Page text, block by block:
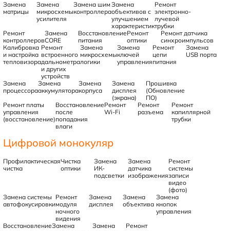
Замена
матрицы
Замена
микросхемы
усилителя
Замена шим
контроллера
Замена
объективов с
улучшением
характеристик
Ремонт
электронно-
лучевой
трубки
Ремонт
контроллеров
Замена
CORE
Восстановление
питания
Ремонт
оптики
Ремонт датчика
синхроимпульсов
Калибровка
и настройка
тепловизора
Ремонт
встроенного
дальнометра
и других
устройств
Замена
микросхемы
логики
Замена
ключей
управления
Ремонт
цепи
питания
Замена
USB порта
Замена
процессора
Замена
аккумулятора
Замена
корпуса
Замена
дисплея
(экрана)
Прошивка
(Обновление
ПО)
Ремонт платы
управления
(восстановление)
Восстановление
после
попадания
влаги
Ремонт
Wi-Fi
Ремонт
разъема
Ремонт
капиллярной
трубки
Цифровой монокуляр
Профилактическая
чистка
Чистка
оптики
Замена
ИК-
подсветки
Замена
датчика
изображения
Ремонт
системы
записи
видео
(фото)
Замена системы
автофокусировки
Ремонт
модуля
ночного
видения
Замена
дисплея
Замена
объектива
Замена
кнопок
управления
ВосстановлениеЗамена
Замена
Ремонт